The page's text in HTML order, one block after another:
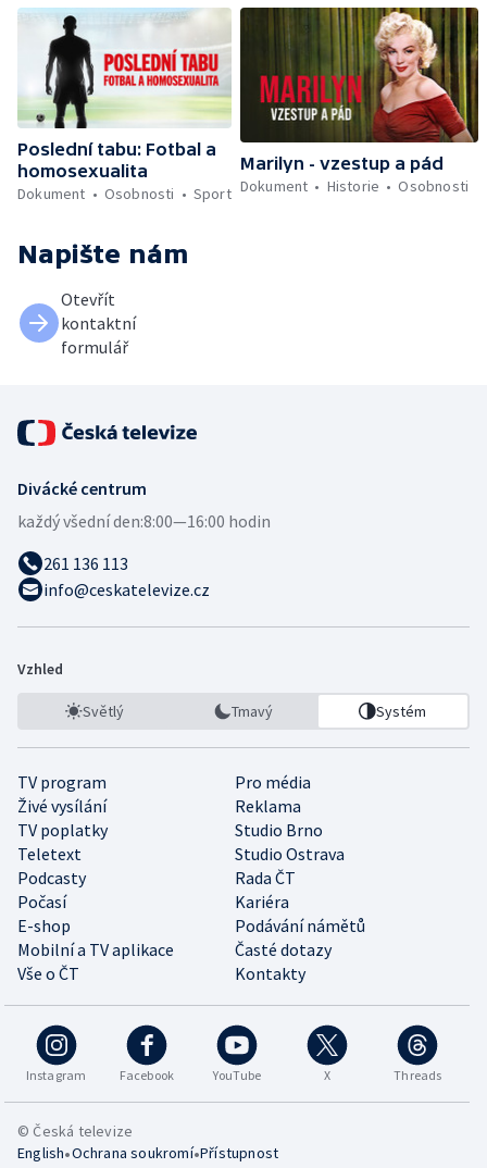
Poslední tabu: Fotbal a
homosexualita
Dokument
Osobnosti Sport
Marilyn - vzestup a pád
Dokument
Historie Osobnosti
Napište nám
Otevřít
kontaktní
formulář
Divácké centrum
každý všední den:8:00—16:00 hodin
261 136 113
info@ceskatelevize.cz
Vzhled
Světlý Tmavý Systém
TV program
Pro média
Živé vysílání
Reklama
TV poplatky
Studio Brno
Teletext
Studio Ostrava
Podcasty
Rada ČT
Počasí
Kariéra
E-shop
Podávání námětů
Mobilní a TV aplikace
Časté dotazy
Vše o ČT
Kontakty
Instagram Facebook YouTube X Threads
© Česká televize
English•Ochrana soukromí•Přístupnost